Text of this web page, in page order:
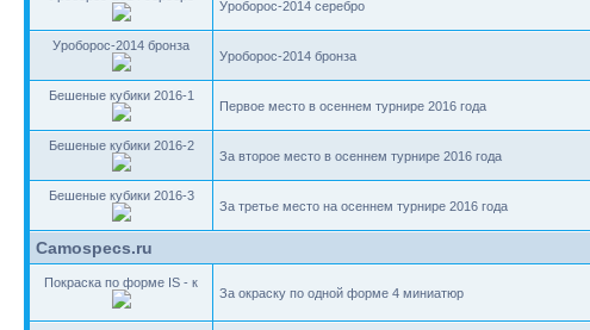
Уроборос-2014 серебро
Уроборос-2014 бронза
Уроборос-2014 бронза
Бешеные кубики 2016-1
Первое место в осеннем турнире 2016 года
Бешеные кубики 2016-2
За второе место в осеннем турнире 2016 года
Бешеные кубики 2016-3
За третье место на осеннем турнире 2016 года
Camospecs.ru
Покраска по форме IS - к
За окраску по одной форме 4 миниатюр